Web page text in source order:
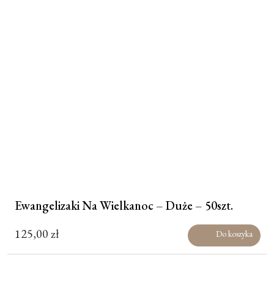
Ewangelizaki Na Wielkanoc – Duże – 50szt.
125,00zł Do koszyka